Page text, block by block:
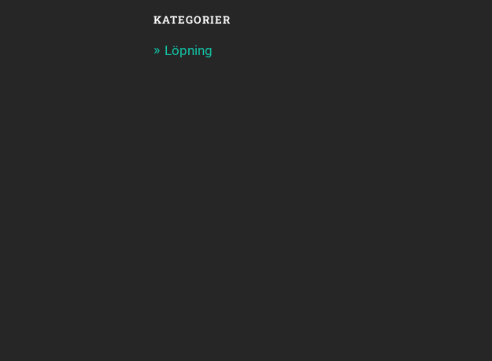
KATEGORIER
Löpning